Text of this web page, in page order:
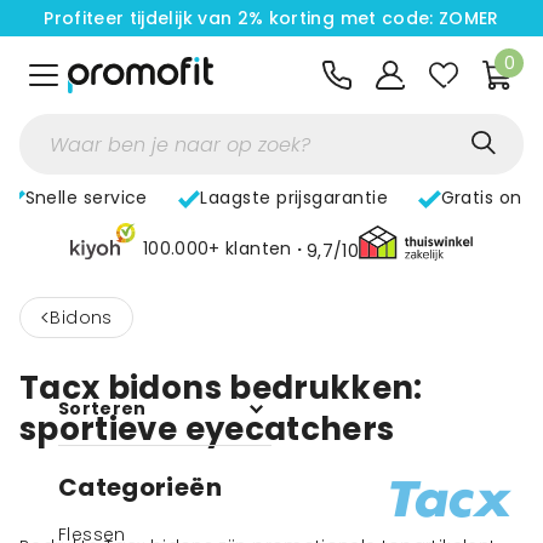
Profiteer tijdelijk van 2% korting met code: ZOMER
0
Snelle service Laagste prijsgarantie Gratis
100.000+ klanten 9,7/10
< Bidons
Sorteren
Categorieën
Flessen
Tacx bidons bedrukken:
sportieve eyecatchers